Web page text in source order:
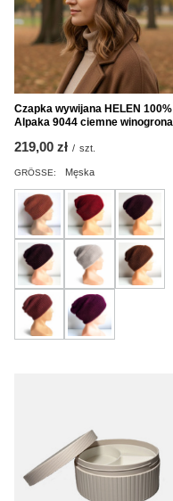
Czapka wywijana HELEN 100%
Alpaka 9044 ciemne winogrona
219,00 zł / szt.
GRÖSSE: Męska